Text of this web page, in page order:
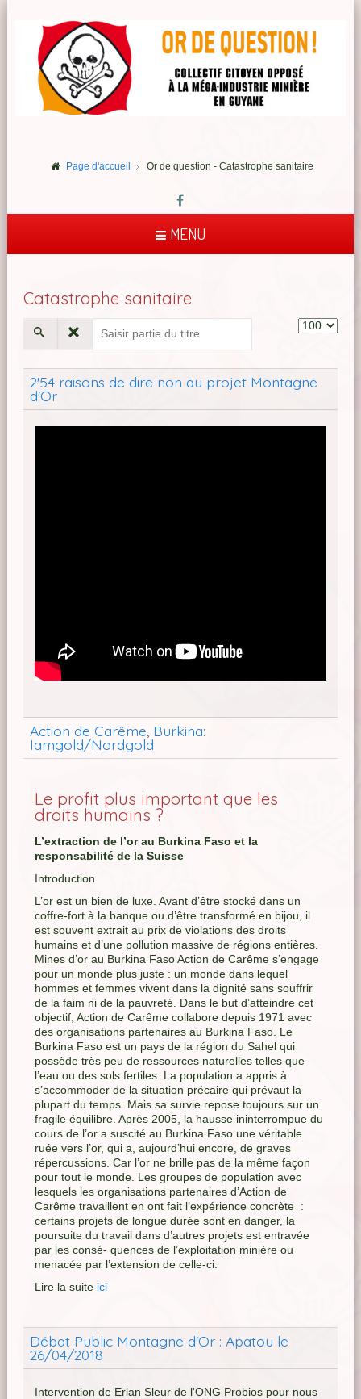
Page d'accueil Or de question - Catastrophe sanitaire
MENU
Catastrophe sanitaire
2'54 raisons de dire non au projet Montagne
d'Or
Action de Carême, Burkina:
Iamgold/Nordgold
Le profit plus important que les
droits humains ?
L’extraction de l’or au Burkina Faso et la
responsabilité de la Suisse
Introduction
L’or est un bien de luxe. Avant d’être stocké dans un
coffre-fort à la banque ou d’être transformé en bijou, il
est souvent extrait au prix de violations des droits
humains et d’une pollution massive de régions entières.
Mines d’or au Burkina Faso Action de Carême s’engage
pour un monde plus juste : un monde dans lequel
hommes et femmes vivent dans la dignité sans souffrir
de la faim ni de la pauvreté. Dans le but d’atteindre cet
objectif, Action de Carême collabore depuis 1971 avec
des organisations partenaires au Burkina Faso. Le
Burkina Faso est un pays de la région du Sahel qui
possède très peu de ressources naturelles telles que
l’eau ou des sols fertiles. La population a appris à
s’accommoder de la situation précaire qui prévaut la
plupart du temps. Mais sa survie repose toujours sur un
fragile équilibre. Après 2005, la hausse ininterrompue du
cours de l’or a suscité au Burkina Faso une véritable
ruée vers l’or, qui a, aujourd’hui encore, de graves
répercussions. Car l’or ne brille pas de la même façon
pour tout le monde. Les groupes de population avec
lesquels les organisations partenaires d’Action de
Carême travaillent en ont fait l’expérience concrète :
certains projets de longue durée sont en danger, la
poursuite du travail dans d’autres projets est entravée
par les consé- quences de l’exploitation minière ou
menacée par l’extension de celle-ci.
Lire la suite ici
Débat Public Montagne d'Or : Apatou le
26/04/2018
Intervention de Erlan Sleur de l'ONG Probios pour nous